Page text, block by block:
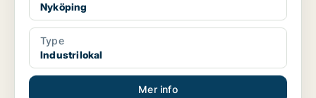
Nyköping
Type
Industrilokal
Mer info